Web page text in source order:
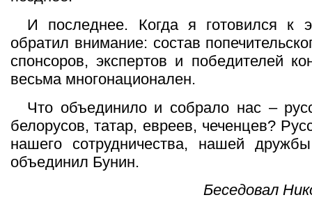
И последнее. Когда я готовился к
обратил внимание: состав
спонсоров, экспертов и победителей
весьма многонационален.
Что объединило и собрало нас –
белорусов, татар, евреев, чеченцев?
нашего сотрудничества, нашей
объединил Бунин.
Беседовал